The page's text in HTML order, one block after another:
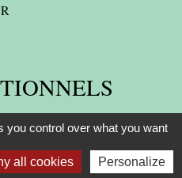
LA DROME
you control over what you want
all cookies Personalize